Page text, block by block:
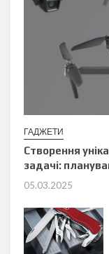
ГАДЖЕТИ
Створення
задачі:
05.03.2025